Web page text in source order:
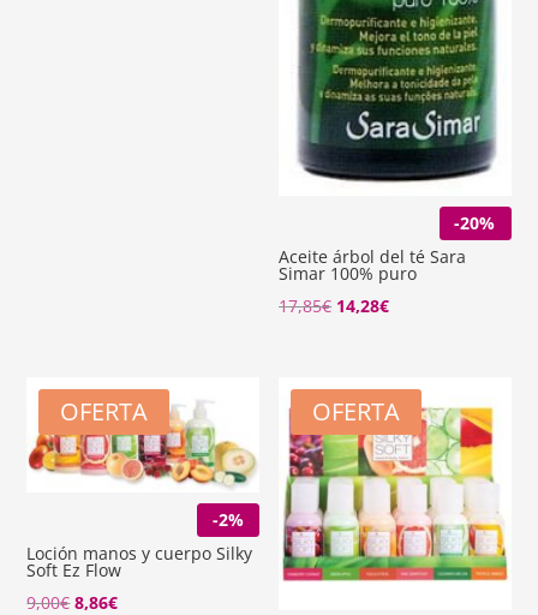
-20%
Aceite árbol del té Sara
Simar 100% puro
17,85€ 14,28€
OFERTA
-2%
Loción manos y cuerpo Silky
Soft Ez Flow
9,00€El
8,86€El
OFERTA